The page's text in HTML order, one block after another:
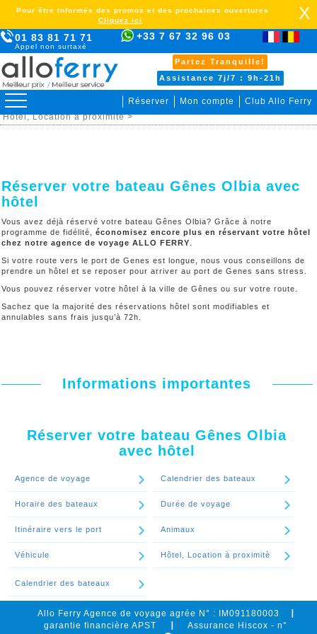
01 83 81 71 71
Appel non surtaxé
+33 7 67 32 96 03
Partez Tranquille!
Assistance 7j/7 : 9h-21h
Réserver Mon compte Club Allo Ferry
Pour être informés des promos et des prochaines ouvertures
Cliquez ici
X
> Gênes Olbia > Organiser votre voyage >
Hôtel, Location à proximitè >
Réserver votre bateau Gênes Olbia avec
hôtel
Vous avez déjà réservé votre bateau Gênes Olbia? Grâce à notre
programme de fidélité, économisez encore plus en réservant votre hôtel
chez notre agence de voyage ALLO FERRY
Si votre route vers le port de Genes est longue, nous vous conseillons de
prendre un hôtel et se reposer pour arriver au port de Genes sans stress.
Vous pouvez réserver votre hôtel à la ville de Gênes ou sur votre route.
Sachez que la majorité des réservations hôtel sont modifiables et
annulables sans frais jusqu’à 72h.
Informations importantes
Réserver votre bateau Gênes Olbia
avec hôtel
Agence de voyage Calendrier des bateaux
Horaire des bateaux Durée de voyage
Itinéraire vers le port Animaux
Véhicule Hôtel, Location à proximitè
Calendrier des bateaux
Allo Ferry Agence de voyage agrée N° : IM091180003
garantie financière APST
Assurance Hiscox - n°